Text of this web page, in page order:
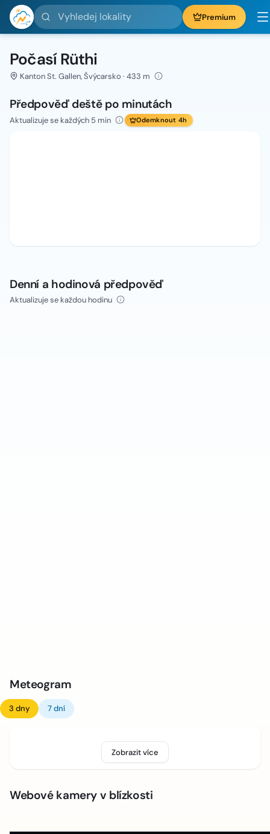
Vyhledej lokality Premium
Počasí Rüthi
Kanton St. Gallen, Švýcarsko · 433 m
Předpověď deště po minutách
Aktualizuje se každých 5 min Odemknout 4h
Denní a hodinová předpověď
Aktualizuje se každou hodinu
Meteogram
3 dny 7 dní
Zobrazit více
Webové kamery v blízkosti